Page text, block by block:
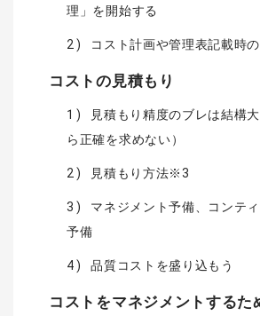
理」を開始する
2) コスト計画や管理表記載時
コストの見積もり
1) 見積もり精度のブレは結構
ら正確を求めない）️️
2) 見積もり方法※3
3) マネジメント予備、コンテ
予備
4) 品質コストを盛り込もう
コストをマネジメントするた